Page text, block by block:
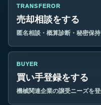
TRANSFEROR
売却相談をする
匿名相談・概算診断・秘密保
BUYER
買い手登録をする
機械関連企業の譲受ニーズを登